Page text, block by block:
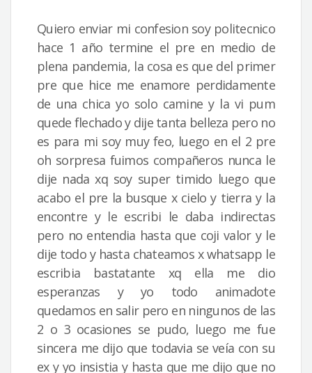
Quiero enviar mi confesion soy politecnico
hace 1 año termine el pre en medio de
plena pandemia, la cosa es que del primer
pre que hice me enamore perdidamente
de una chica yo solo camine y la vi pum
quede flechado y dije tanta belleza pero no
es para mi soy muy feo, luego en el 2 pre
oh sorpresa fuimos compañeros nunca le
dije nada xq soy super timido luego que
acabo el pre la busque x cielo y tierra y la
encontre y le escribi le daba indirectas
pero no entendia hasta que coji valor y le
dije todo y hasta chateamos x whatsapp le
escribia bastatante xq ella me dio
esperanzas y yo todo animadote
quedamos en salir pero en ningunos de las
2 o 3 ocasiones se pudo, luego me fue
sincera me dijo que todavia se veía con su
ex y yo insistia y hasta que me dijo que no